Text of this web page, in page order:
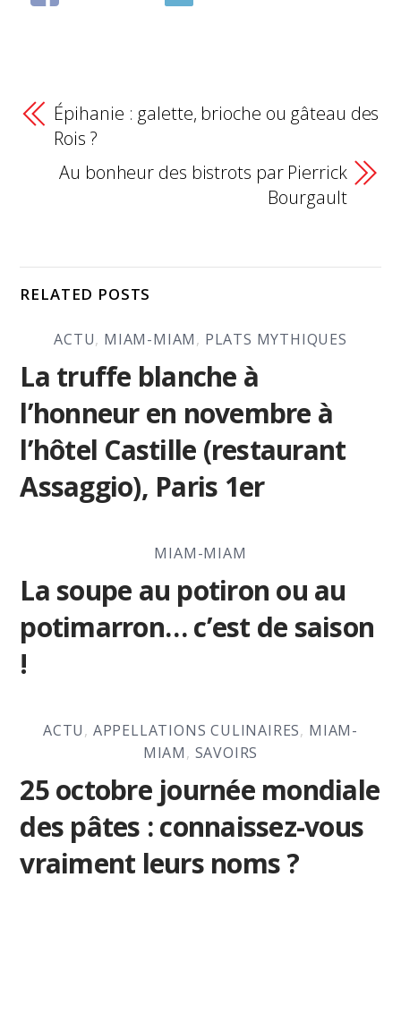
Épihanie : galette, brioche ou gâteau des
Rois ?
Au bonheur des bistrots par Pierrick
Bourgault
RELATED POSTS
ACTU, MIAM-MIAM, PLATS MYTHIQUES
La truffe blanche à
l’honneur en novembre à
l’hôtel Castille (restaurant
Assaggio), Paris 1er
MIAM-MIAM
La soupe au potiron ou au
potimarron… c’est de saison
!
ACTU, APPELLATIONS CULINAIRES, MIAM-
MIAM, SAVOIRS
25 octobre journée mondiale
des pâtes : connaissez-vous
vraiment leurs noms ?